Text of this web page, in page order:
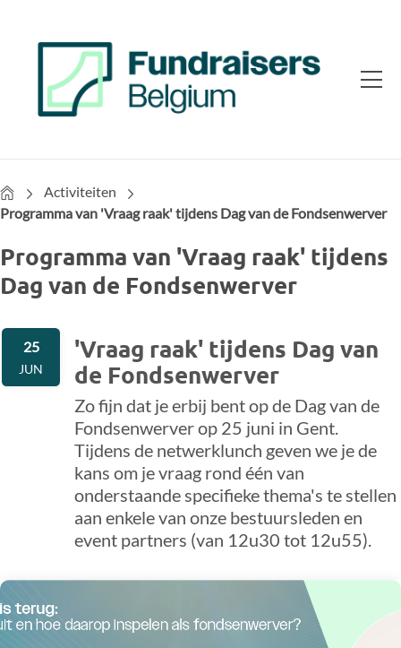
HomeActiviteiten
Programma van 'Vraag raak' tijdens Dag van de Fondsenwerver
Programma van 'Vraag raak' tijdens
Dag van de Fondsenwerver
25
JUN
'Vraag raak' tijdens Dag van
de Fondsenwerver
Zo fijn dat je erbij bent op de Dag van de
Fondsenwerver op 25 juni in Gent.
Tijdens de netwerklunch geven we je de
kans om je vraag rond één van
onderstaande specifieke thema's te stellen
aan enkele van onze bestuursleden en
event partners (van 12u30 tot 12u55).